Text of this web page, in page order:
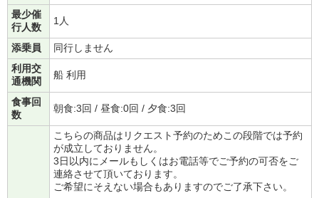
最少催
行人数
1人
添乗員
同行しません
利用交
通機関
船 利用
食事回
数
朝食:3回 / 昼食:0回 / 夕食:3回
こちらの商品はリクエスト予約のためこの段階では予約
が成立しておりません。
3日以内にメールもしくはお電話等でご予約の可否をご
連絡させて頂いております。
ご希望にそえない場合もありますのでご了承下さい。